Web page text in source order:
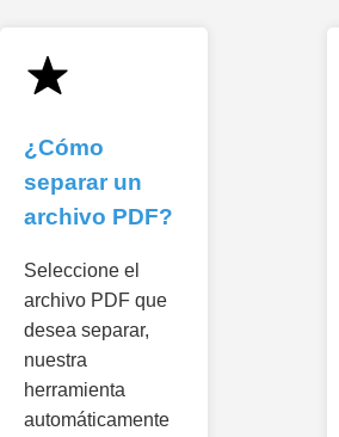
¿Cómo
separar un
archivo PDF?
Seleccione el
archivo PDF que
desea separar,
nuestra
herramienta
automáticamente